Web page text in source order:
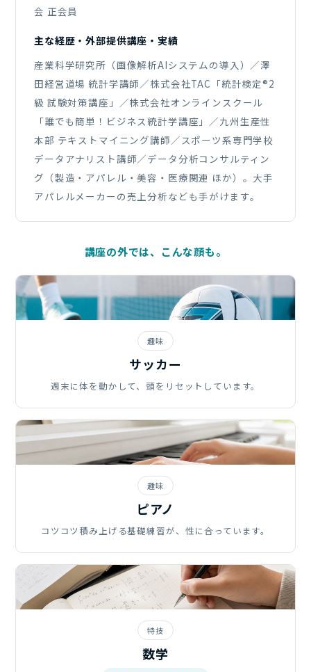
会 正会員
主な経歴・外部提供講座・実績
産業科学研究所（画像解析AIシステムの導入）／澤
田経営道場 統計学講師／株式会社TAC「統計検定®2
級 試験対策講座」／株式会社オンラインスクール
「誰でも簡単！ビジネス統計学講座」／九州生産性
本部 テキストマイニング講師／スポーツ系専門学校
データアナリスト講師／データ分析コンサルティン
グ（製造・アパレル・美容・医療関連 ほか）。大手
アパレルメーカーの売上分析なども手がけます。
講座の外では、こんな顔も。
趣味
サッカー
週末に体を動かして、頭をリセットしています。
趣味
ピアノ
コツコツ積み上げる基礎練習が、性に合っています。
特技
数学